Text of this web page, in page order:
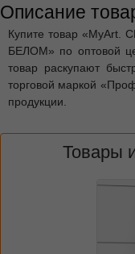
Описание
Купите товар
БЕЛОМ» по оптовой
товар раскупают
торговой маркой
продукции.
Товары